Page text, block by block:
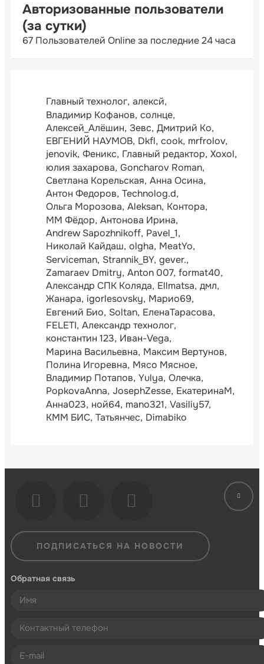
Авторизованные пользователи
(за сутки)
67 Пользователей Online за последние 24 часа
Главный технолог алексй
Владимир Кофанов солнце
Алексей_Алёшин Зевс Дмитрий Ко
ЕВГЕНИЙ НАУМОВ Dkfl cook mrfrolov
jenovik Феникс Главный редактор Xoxol
юлия захарова Goncharov Roman
Светлана Корельская Анна Осина
Антон Федоров Technolog.d
Ольга Морозова Aleksan Контора
ММ Фёдор Антонова Ирина
Andrew Sapozhnikoff Pavel_1
Николай Кайдаш olgha MeatYo
Serviceman Strannik_BY gever.
Zamaraev Dmitry Anton 007 format40
Александр СПК Коляда Ellmatsa дмл
Жанара igorlesovsky Марио69
Евгений Био Soltan ЕленаТарасова
FELETI Александр технолог
константин 123 Иван-Vega
Марина Васильевна Максим Вертунов
Полина Игоревна Мясо Мясное
Владимир Потапов Yulya Олечка
PopkovaAnna JosephZesse ЕкатеринаМ
Анна023 ной64 mano321 Vasiliy57
КММ БИС Татьянчес Dimabiko
ПОДПИСАТЬСЯ НА НОВОСТИ
Обратная связь